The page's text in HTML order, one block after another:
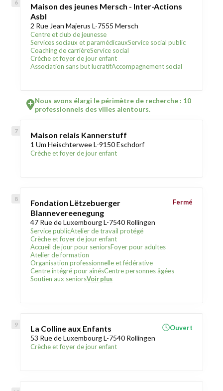
Maison des jeunes Mersch - Inter-Actions
Asbl
2 Rue Jean Majerus L-7555 Mersch
Centre et club de jeunesse
Services sociaux et paramédicauxService social public
Coaching de carrièreService social
Crèche et foyer de jour enfant
Association sans but lucratifAccompagnement social
Nous avons élargi le périmètre de recherche : 10
professionnels des villes alentours.
Maison relais Kannerstuff
1 Um Heischterwee L-9150 Eschdorf
Crèche et foyer de jour enfant
Fondation Lëtzebuerger
Blannevereenegung
47 Rue de Luxembourg L-7540 Rollingen
Service publicAtelier de travail protégé
Crèche et foyer de jour enfant
Accueil de jour pour seniorsFoyer pour adultes
Atelier de formation
Organisation professionnelle et fédérative
Centre intégré pour aînésCentre personnes âgées
Soutien aux seniorsVoir plus
Fermé
La Colline aux Enfants
53 Rue de Luxembourg L-7540 Rollingen
Crèche et foyer de jour enfant
Ouvert